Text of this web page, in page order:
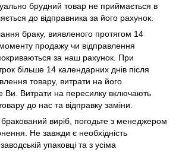
брудний товар не приймається в
до відправника за його рахунок.
браку, виявленого протягом 14
продажу чи відправлення
за наш рахунок. При
більше 14 календарних днів після
товару, витрати на його
Ви. Витрати на пересилку включають
до нас та відправку заміни.
виріб, погодьте з менеджером
Не завжди є необхідність
упаковці та з усіма